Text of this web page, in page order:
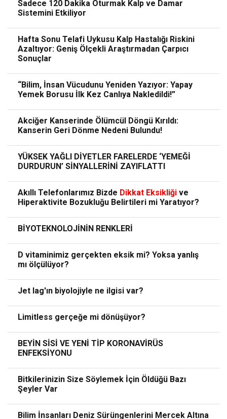
Sadece 120 Dakika Oturmak Kalp ve Damar
Sistemini Etkiliyor
Hafta Sonu Telafi Uykusu Kalp Hastalığı Riskini
Azaltıyor: Geniş Ölçekli Araştırmadan Çarpıcı
Sonuçlar
“Bilim, İnsan Vücudunu Yeniden Yazıyor: Yapay
Yemek Borusu İlk Kez Canlıya Nakledildi!”
Akciğer Kanserinde Ölümcül Döngü Kırıldı:
Kanserin Geri Dönme Nedeni Bulundu!
YÜKSEK YAĞLI DİYETLER FARELERDE ‘YEMEĞİ
DURDURUN’ SİNYALLERİNİ ZAYIFLATTI
Akıllı Telefonlarımız Bizde Dikkat Eksikliği ve
Hiperaktivite Bozukluğu Belirtileri mi Yaratıyor?
BİYOTEKNOLOJİNİN RENKLERİ
D vitaminimiz gerçekten eksik mi? Yoksa yanlış
mı ölçülüyor?
Jet lag'ın biyolojiyle ne ilgisi var?
Limitless gerçeğe mi dönüşüyor?
BEYİN SİSİ VE YENİ TİP KORONAVİRÜS
ENFEKSİYONU
Bitkilerinizin Size Söylemek İçin Öldüğü Bazı
Şeyler Var
Bilim İnsanları Deniz Sürüngenlerini Mercek Altına